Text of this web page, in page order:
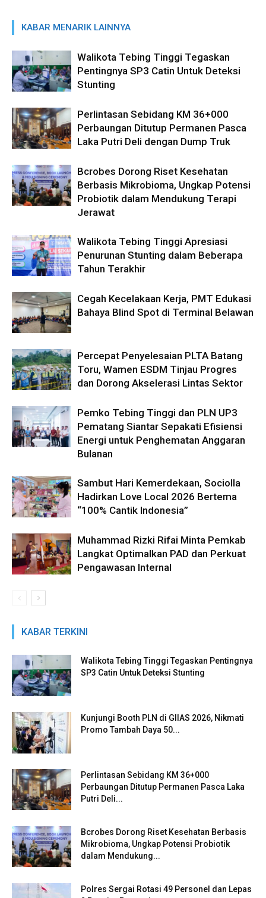
KABAR MENARIK LAINNYA
Walikota Tebing Tinggi Tegaskan
Pentingnya SP3 Catin Untuk Deteksi
Stunting
Perlintasan Sebidang KM 36+000
Perbaungan Ditutup Permanen Pasca
Laka Putri Deli dengan Dump Truk
Bcrobes Dorong Riset Kesehatan
Berbasis Mikrobioma, Ungkap Potensi
Probiotik dalam Mendukung Terapi
Jerawat
Walikota Tebing Tinggi Apresiasi
Penurunan Stunting dalam Beberapa
Tahun Terakhir
Cegah Kecelakaan Kerja, PMT Edukasi
Bahaya Blind Spot di Terminal Belawan
Percepat Penyelesaian PLTA Batang
Toru, Wamen ESDM Tinjau Progres
dan Dorong Akselerasi Lintas Sektor
Pemko Tebing Tinggi dan PLN UP3
Pematang Siantar Sepakati Efisiensi
Energi untuk Penghematan Anggaran
Bulanan
Sambut Hari Kemerdekaan, Sociolla
Hadirkan Love Local 2026 Bertema
“100% Cantik Indonesia”
Muhammad Rizki Rifai Minta Pemkab
Langkat Optimalkan PAD dan Perkuat
Pengawasan Internal
KABAR TERKINI
Walikota Tebing Tinggi Tegaskan Pentingnya
SP3 Catin Untuk Deteksi Stunting
Kunjungi Booth PLN di GIIAS 2026, Nikmati
Promo Tambah Daya 50...
Perlintasan Sebidang KM 36+000
Perbaungan Ditutup Permanen Pasca Laka
Putri Deli...
Bcrobes Dorong Riset Kesehatan Berbasis
Mikrobioma, Ungkap Potensi Probiotik
dalam Mendukung...
Polres Sergai Rotasi 49 Personel dan Lepas